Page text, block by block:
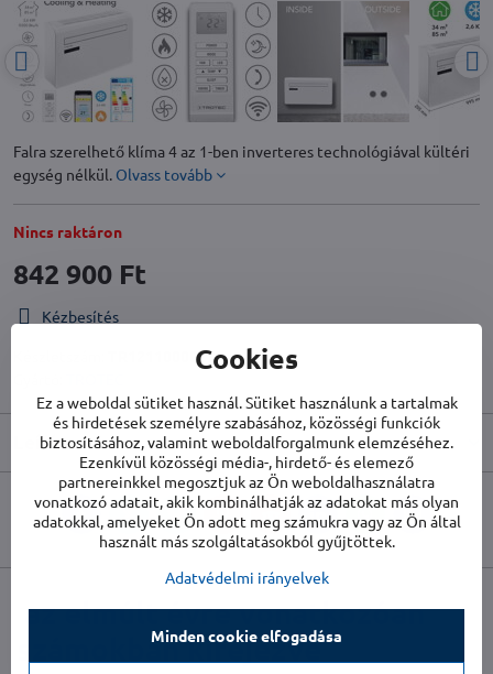
Falra szerelhető klíma 4 az 1-ben inverteres technológiával kültéri
egység nélkül. Olvass tovább
Nincs raktáron
842 900 Ft
Kézbesítés
TR1211000023
Leírás
FacebookTwitterBlueskyPinterestRedditLinkedInWhatsApp
E-
az elmúlt évre vonatkozóan
számokban kifejezve
Cookies
Ez a weboldal sütiket használ. Sütiket használunk a tartalmak
és hirdetések személyre szabásához, közösségi funkciók
biztosításához, valamint weboldalforgalmunk elemzéséhez.
Ezenkívül közösségi média-, hirdető- és elemező
partnereinkkel megosztjuk az Ön weboldalhasználatra
vonatkozó adatait, akik kombinálhatják az adatokat más olyan
adatokkal, amelyeket Ön adott meg számukra vagy az Ön által
használt más szolgáltatásokból gyűjtöttek.
Adatvédelmi irányelvek
Minden cookie elfogadása